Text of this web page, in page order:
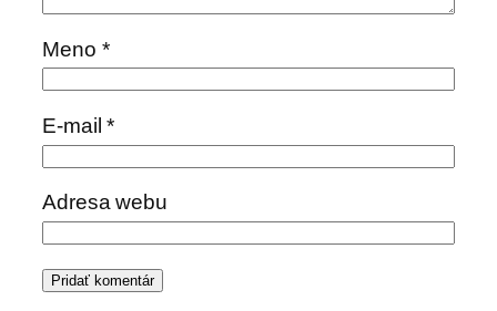
Meno *
E-mail*
Adresa webu